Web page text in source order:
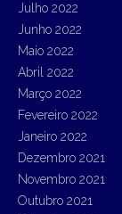
Julho 2022
Junho 2022
Maio 2022
Abril 2022
Março 2022
Fevereiro 2022
Janeiro 2022
Dezembro 2021
Novembro 2021
Outubro 2021